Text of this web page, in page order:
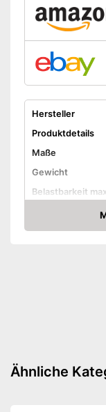
Hersteller
Produktdetails
Maße
Gewicht
Belastbarkeit
Wandabstand
Amazon
Ähnliche